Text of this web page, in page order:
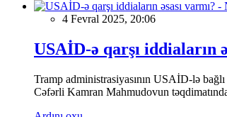
4 Fevral 2025, 20:06
USAİD-ə qarşı iddiaların
Tramp administrasiyasının USAİD-lə
Cəfərli Kamran Mahmudovun